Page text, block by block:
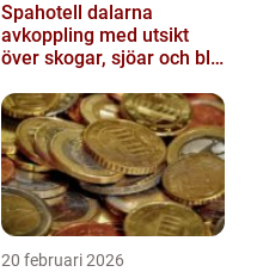
Spahotell dalarna
avkoppling med utsikt
över skogar, sjöar och blå
20 februari 2026